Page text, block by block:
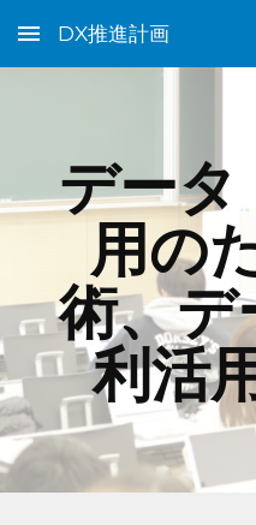
Skip to main content
DX推進計画
デー
用の
術、
利活